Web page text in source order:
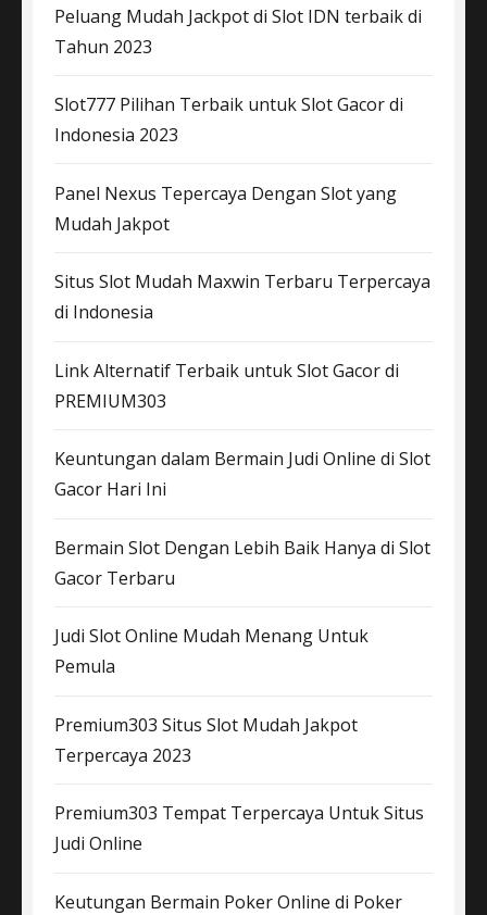
Peluang Mudah Jackpot di Slot IDN terbaik di
Tahun 2023
Slot777 Pilihan Terbaik untuk Slot Gacor di
Indonesia 2023
Panel Nexus Tepercaya Dengan Slot yang
Mudah Jakpot
Situs Slot Mudah Maxwin Terbaru Terpercaya
di Indonesia
Link Alternatif Terbaik untuk Slot Gacor di
PREMIUM303
Keuntungan dalam Bermain Judi Online di Slot
Gacor Hari Ini
Bermain Slot Dengan Lebih Baik Hanya di Slot
Gacor Terbaru
Judi Slot Online Mudah Menang Untuk
Pemula
Premium303 Situs Slot Mudah Jakpot
Terpercaya 2023
Premium303 Tempat Terpercaya Untuk Situs
Judi Online
Keutungan Bermain Poker Online di Poker